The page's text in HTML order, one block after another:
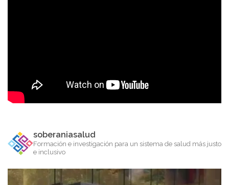
soberaniasalud
Formación e investigación para un sistema de salud más justo
e inclusivo